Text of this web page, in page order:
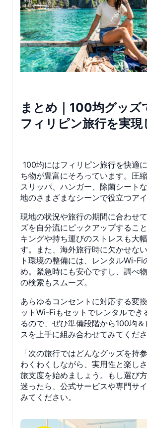
まとめ｜100均グッズ
フィリピン旅行を実現
100均にはフィリピン旅行を快適
ち物が豊富にそろっています。圧縮
スリッパ、ハンガー、除菌シート
地のさまざまなシーンで役立つアイ
現地の状況や旅行の期間に合わせ
ズを自分流にピックアップするこ
キングや持ち運びのストレスも大
す。また、海外旅行時に欠かせな
ト環境の整備には、レンタルWi-Fi
め。緊急時にも安心ですし、調べ
の検索もスムーズ。
あらゆるコンセントに対応する変
ットWi-Fiもセットでレンタルでき
るので、ぜひ準備段階から100均
スを上手に組み合わせてみてくださ
「次の旅行ではどんなグッズを持
わくわくしながら、実用性と楽し
旅支度を始めましょう。もし選び
迷ったら、公式サービスや専門サ
みてください。